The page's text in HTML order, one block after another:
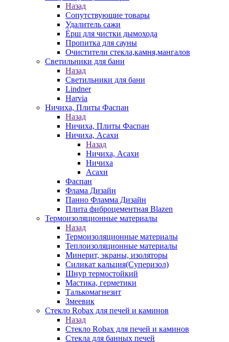
Назад
Сопутствующие товары
Удалитель сажи
Ёрш для чистки дымохода
Пропитка для сауны
Очистители стекла,камня,мангалов
Светильники для бани
Назад
Светильники для бани
Lindner
Harvia
Ничиха, Плиты Фаспан
Назад
Ничиха, Плиты Фаспан
Ничиха, Асахи
Назад
Ничиха, Асахи
Ничиха
Асахи
Фаспан
Флама Дизайн
Панно Фламма Дизайн
Плита фиброцементная Blazen
Термоизоляционные материалы
Назад
Термоизоляционные материалы
Теплоизоляционные материалы
Минерит, экраны, изоляторы
Силикат кальция(Суперизол)
Шнур термостойкий
Мастика, герметики
Талькомагнезит
Змеевик
Стекло Robax для печей и каминов
Назад
Стекло Robax для печей и каминов
Стекла для банных печей